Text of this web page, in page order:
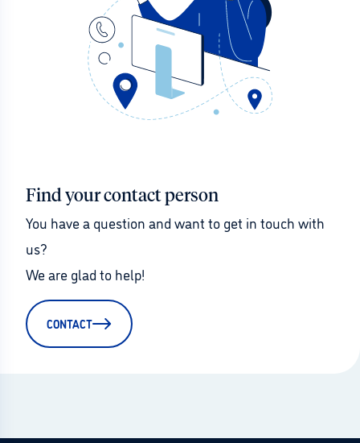
Find your contact person
You have a question and want to get in touch with
us?
We are glad to help!
CONTACT